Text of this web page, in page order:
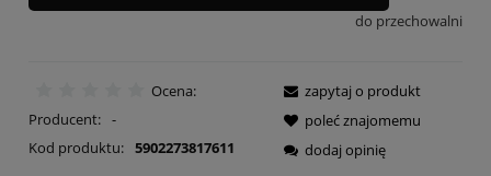
do przechowalni
Ocena:
Producent: -
Kod produktu: 5902273817611
zapytaj o produkt
poleć znajomemu
dodaj opinię